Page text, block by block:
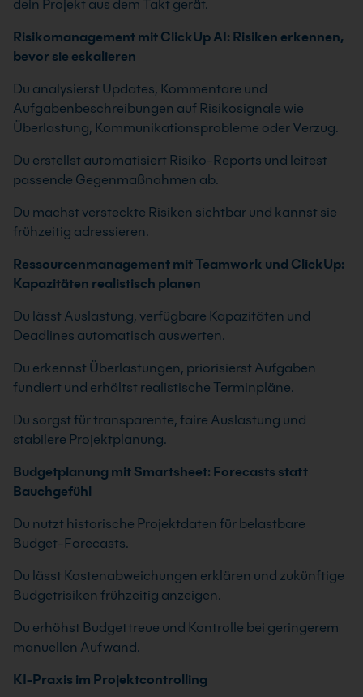
dein Projekt aus dem Takt gerät.
Risikomanagement mit ClickUp AI: Risiken erkennen,
bevor sie eskalieren
Du analysierst Updates, Kommentare und
Aufgabenbeschreibungen auf Risikosignale wie
Überlastung, Kommunikationsprobleme oder Verzug.
Du erstellst automatisiert Risiko-Reports und leitest
passende Gegenmaßnahmen ab.
Du machst versteckte Risiken sichtbar und kannst sie
frühzeitig adressieren.
Ressourcenmanagement mit Teamwork und ClickUp:
Kapazitäten realistisch planen
Du lässt Auslastung, verfügbare Kapazitäten und
Deadlines automatisch auswerten.
Du erkennst Überlastungen, priorisierst Aufgaben
fundiert und erhältst realistische Terminpläne.
Du sorgst für transparente, faire Auslastung und
stabilere Projektplanung.
Budgetplanung mit Smartsheet: Forecasts statt
Bauchgefühl
Du nutzt historische Projektdaten für belastbare
Budget-Forecasts.
Du lässt Kostenabweichungen erklären und zukünftige
Budgetrisiken frühzeitig anzeigen.
Du erhöhst Budgettreue und Kontrolle bei geringerem
manuellen Aufwand.
KI-Praxis im Projektcontrolling